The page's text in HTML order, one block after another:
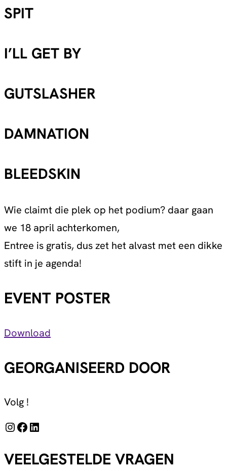
SPIT
I’LL GET BY
GUTSLASHER
DAMNATION
BLEEDSKIN
Wie claimt die plek op het podium? daar gaan
we 18 april achterkomen,
Entree is gratis, dus zet het alvast met een dikke
stift in je agenda!
EVENT POSTER
Download
GEORGANISEERD DOOR
Volg !
Instagram
Facebook
LinkedIn
VEELGESTELDE VRAGEN